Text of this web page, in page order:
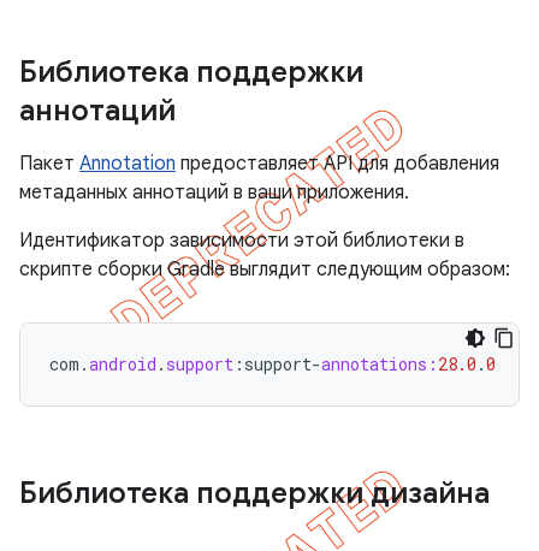
Библиотека поддержки
аннотаций
Пакет Annotation предоставляет API для добавления
метаданных аннотаций в ваши приложения.
Идентификатор зависимости этой библиотеки в
скрипте сборки Gradle выглядит следующим образом:
com .android . support : support-annotations: 28.0 .0
Библиотека поддержки дизайна